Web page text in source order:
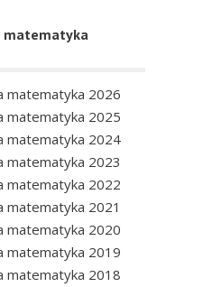
matematyka
matematyka 2026
matematyka 2025
matematyka 2024
matematyka 2023
matematyka 2022
2021
matematyka 2020
matematyka 2019
matematyka 2018